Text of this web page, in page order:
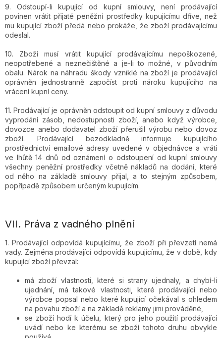
9. Odstoupí-li kupující od kupní smlouvy, není prodávající
povinen vrátit přijaté peněžní prostředky kupujícímu dříve, než
mu kupující zboží předá nebo prokáže, že zboží prodávajícímu
odeslal.
10. Zboží musí vrátit kupující prodávajícímu nepoškozené,
neopotřebené a neznečištěné a je-li to možné, v původním
obalu. Nárok na náhradu škody vzniklé na zboží je prodávající
oprávněn jednostranně započíst proti nároku kupujícího na
vrácení kupní ceny.
11. Prodávající je oprávněn odstoupit od kupní smlouvy z důvodu
vyprodání zásob, nedostupnosti zboží, anebo když výrobce,
dovozce anebo dodavatel zboží přerušil výrobu nebo dovoz
zboží. Prodávající bezodkladně informuje kupujícího
prostřednictví emailové adresy uvedené v objednávce a vrátí
ve lhůtě 14 dnů od oznámení o odstoupení od kupní smlouvy
všechny peněžní prostředky včetně nákladů na dodání, které
od něho na základě smlouvy přijal, a to stejným způsobem,
popřípadě způsobem určeným kupujícím.
VII. Práva z vadného plnění
1. Prodávající odpovídá kupujícímu, že zboží při převzetí nemá
vady. Zejména prodávající odpovídá kupujícímu, že v době, kdy
kupující zboží převzal:
má zboží vlastnosti, které si strany ujednaly, a chybí-li
ujednání, má takové vlastnosti, které prodávající nebo
výrobce popsal nebo které kupující očekával s ohledem
na povahu zboží a na základě reklamy jimi prováděné,
se zboží hodí k účelu, který pro jeho použití prodávající
uvádí nebo ke kterému se zboží tohoto druhu obvykle